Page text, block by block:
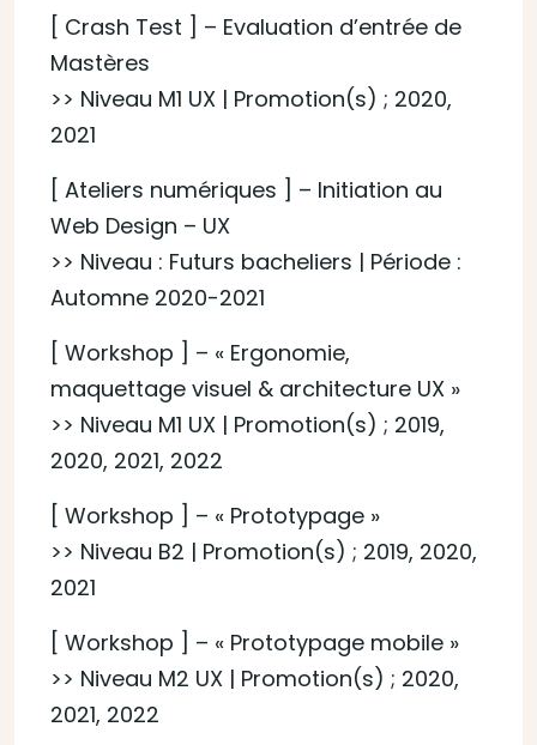
[ Crash Test ] – Evaluation d’entrée de
Mastères
>> Niveau M1 UX | Promotion(s) ; 2020,
2021
[ Ateliers numériques ] – Initiation au
Web Design – UX
>> Niveau : Futurs bacheliers | Période :
Automne 2020-2021
[ Workshop ] – « Ergonomie,
maquettage visuel & architecture UX »
>> Niveau M1 UX | Promotion(s) ; 2019,
2020, 2021, 2022
[ Workshop ] – « Prototypage »
>> Niveau B2 | Promotion(s) ; 2019, 2020,
2021
[ Workshop ] – « Prototypage mobile »
>> Niveau M2 UX | Promotion(s) ; 2020,
2021, 2022